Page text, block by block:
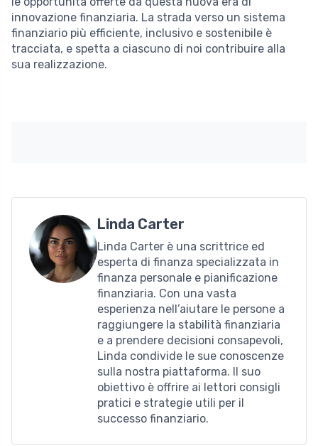
innovazione finanziaria. La strada verso un sistema
finanziario più efficiente, inclusivo e sostenibile è
tracciata, e spetta a ciascuno di noi contribuire alla
sua realizzazione.
Linda Carter
Linda Carter è una scrittrice ed
esperta di finanza specializzata in
finanza personale e pianificazione
finanziaria. Con una vasta
esperienza nell’aiutare le persone a
raggiungere la stabilità finanziaria
e a prendere decisioni consapevoli,
Linda condivide le sue conoscenze
sulla nostra piattaforma. Il suo
obiettivo è offrire ai lettori consigli
pratici e strategie utili per il
successo finanziario.